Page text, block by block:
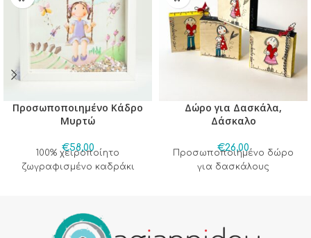
Προσωποποιημένο Κάδρο
Μυρτώ
€58,00
100% χειροποίητο
ζωγραφισμένο καδράκι
Δώρο για Δασκάλα,
Δάσκαλο
€26,00
Προσωποποιημένο δώρο
για δασκάλους